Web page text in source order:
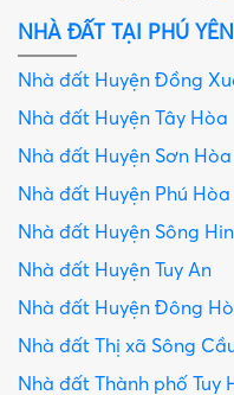
NHÀ ĐẤT TẠI PHÚ YÊN
Nhà đất Huyện Đồng
Nhà đất Huyện Tây Hòa
Nhà đất Huyện Sơn Hòa
Nhà đất Huyện Phú Hòa
Nhà đất Huyện Sông
Nhà đất Huyện Tuy An
Nhà đất Huyện Đông
Nhà đất Thị xã Sông
Nhà đất Thành phố Tuy